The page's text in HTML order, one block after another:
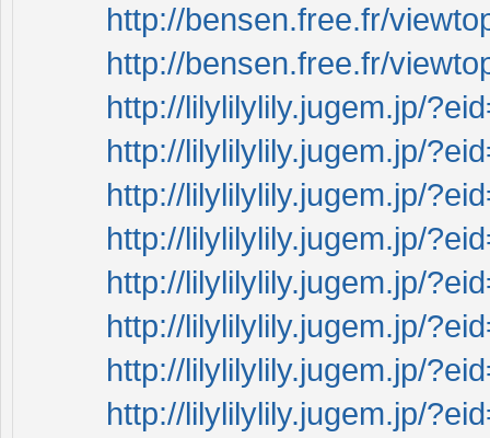
http://bensen.free.fr/
http://bensen.free.fr/
http://lilylilylily.jugem.jp/
http://lilylilylily.jugem.jp/
http://lilylilylily.jugem.jp/
http://lilylilylily.jugem.jp/
http://lilylilylily.jugem.jp/
http://lilylilylily.jugem.jp/
http://lilylilylily.jugem.jp/
http://lilylilylily.jugem.jp/